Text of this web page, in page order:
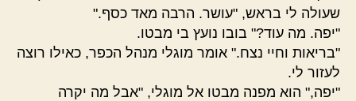
שעולה לי בראש, "עושר. הרבה מאד כסף."
"יפה. מה עוד?" בובו נועץ בי מבטו.
"בריאות וחיי נצח." אומר מוגלי מנהל הכפר, כאילו רוצה
לעזור לי.
"יפה," הוא מפנה מבטו אל מוגלי, "אבל מה יקרה